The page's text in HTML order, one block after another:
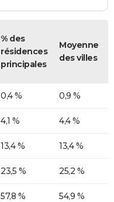
% des
résidences
principales
Moyenne
des villes
0,4 % 0,9 %
4,1 % 4,4 %
13,4 % 13,4 %
23,5 % 25,2 %
57,8 % 54,9 %